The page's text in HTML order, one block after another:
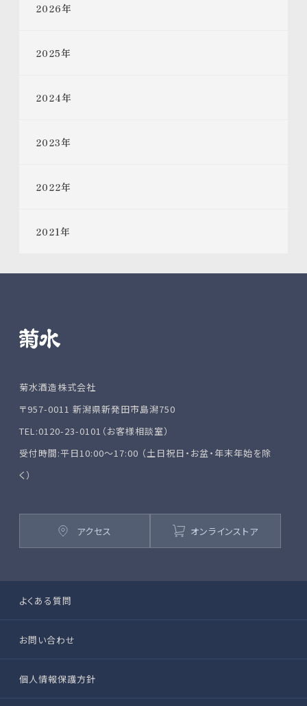
2026年
2025年
2024年
2023年
2022年
2021年
菊水酒造株式会社
〒957-0011 新潟県新発田市島潟750
TEL:0120-23-0101（お客様相談室）
受付時間:平日10:00～17:00 （土日祝日・お盆・年末年始を除
く）
アクセス オンラインストア
よくある質問
お問い合わせ
個人情報保護方針